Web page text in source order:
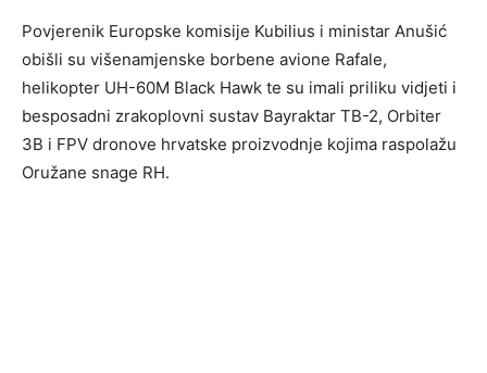
Povjerenik Europske komisije Kubilius i ministar Anušić
obišli su višenamjenske borbene avione Rafale,
helikopter UH-60M Black Hawk te su imali priliku vidjeti i
besposadni zrakoplovni sustav Bayraktar TB-2, Orbiter
3B i FPV dronove hrvatske proizvodnje kojima raspolažu
Oružane snage RH.